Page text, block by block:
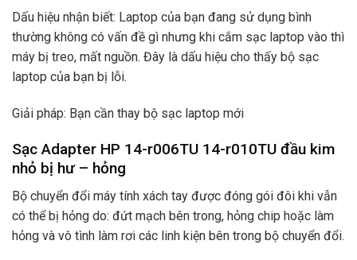
Dấu hiệu nhận biết: Laptop của bạn đang sử dụng bình
thường không có vấn đề gì nhưng khi cắm sạc laptop vào thì
máy bị treo, mất nguồn. Đây là dấu hiệu cho thấy bộ sạc
laptop của bạn bị lỗi.
Giải pháp: Bạn cần thay bộ sạc laptop mới
Sạc Adapter HP 14-r006TU 14-r010TU đầu kim
nhỏ bị hư – hỏng
Bộ chuyển đổi máy tính xách tay được đóng gói đôi khi vẫn
có thể bị hỏng do: đứt mạch bên trong, hỏng chip hoặc làm
hỏng và vô tình làm rơi các linh kiện bên trong bộ chuyển đổi.